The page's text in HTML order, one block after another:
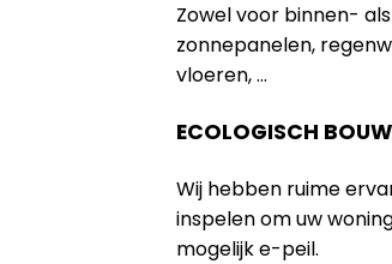
Zowel voor binnen-
zonnepanelen,
vloeren, …
ECOLOGISCH
Wij hebben ruime
inspelen om uw
mogelijk e-peil.